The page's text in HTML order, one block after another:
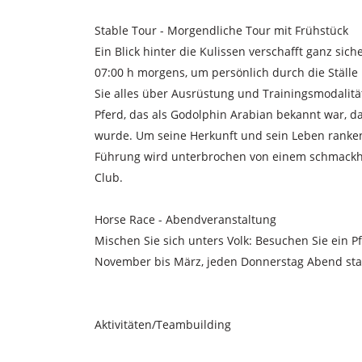
Stable Tour - Morgendliche Tour mit Frühstück
Ein Blick hinter die Kulissen verschafft ganz
07:00 h morgens, um persönlich durch die
Sie alles über Ausrüstung und
Pferd, das als Godolphin Arabian bekannt war,
wurde. Um seine Herkunft und sein Leben
Führung wird unterbrochen von einem
Club.
Horse Race - Abendveranstaltung
Mischen Sie sich unters Volk: Besuchen Sie ein
November bis März, jeden Donnerstag Abend
Aktivitäten/Teambuilding